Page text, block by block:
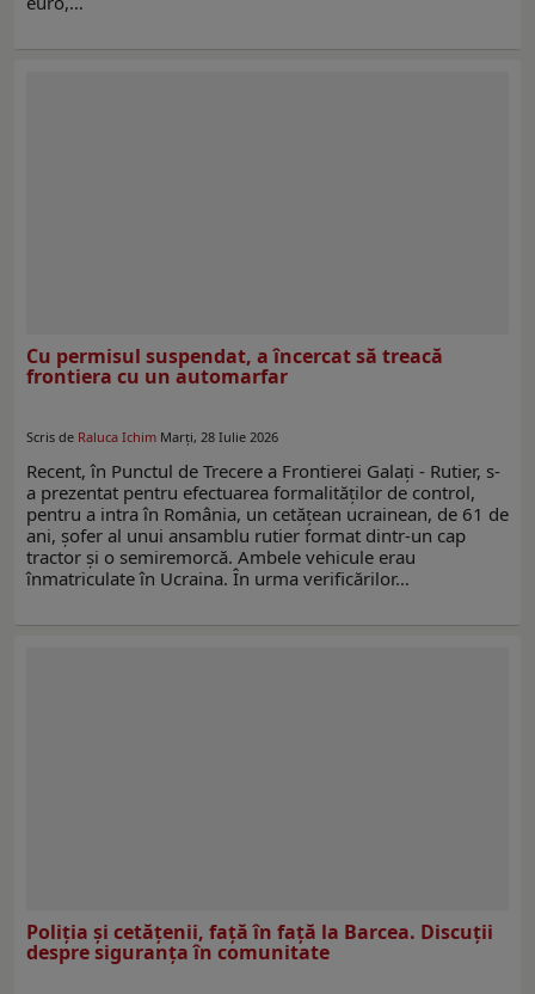
Cu permisul suspendat, a încercat să treacă
frontiera cu un automarfar
Scris de Raluca Ichim Marți, 28 Iulie 2026
Recent, în Punctul de Trecere a Frontierei Galați - Rutier, s-
a prezentat pentru efectuarea formalităților de control,
pentru a intra în România, un cetățean ucrainean, de 61 de
ani, șofer al unui ansamblu rutier format dintr-un cap
tractor și o semiremorcă. Ambele vehicule erau
înmatriculate în Ucraina. În urma verificărilor…
Poliția și cetățenii, față în față la Barcea. Discuții
despre siguranța în comunitate